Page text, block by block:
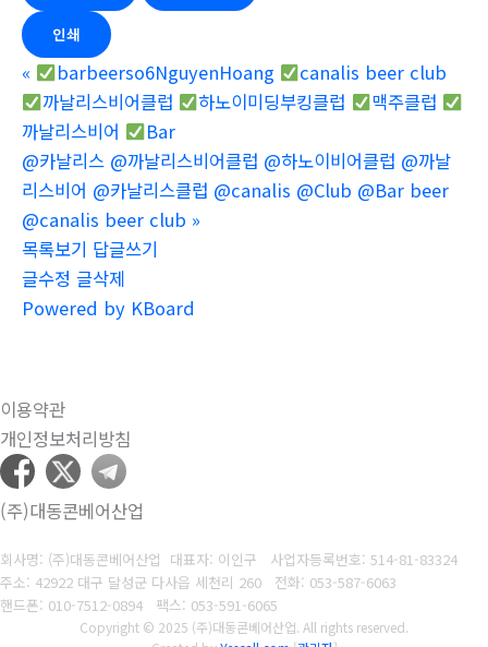
인쇄
« barbeerso6NguyenHoang
canalis beer club
까날리스비어클럽
하노이미딩부킹클럽
맥주클럽
까날리스비어
Bar
@카날리스 @까날리스비어클럽 @하노이비어클럽 @까날
리스비어 @카날리스클럽 @canalis @Club @Bar beer
@canalis beer club »
목록보기 답글쓰기
글수정 글삭제
Powered by KBoard
이용약관
개인정보처리방침
(주)대동콘베어산업
회사명: (주)대동콘베어산업 대표자: 이인구 사업자등록번호: 514-81-83324
주소: 42922 대구 달성군 다사읍 세천리 260 전화: 053-587-6063
핸드폰: 010-7512-0894
팩스: 053-591-6065
Copyright © 2025 (주)대동콘베어산업. All rights reserved.